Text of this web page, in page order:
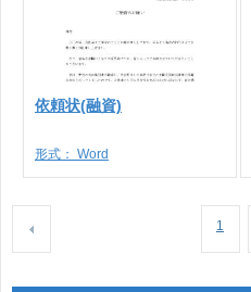
依頼状(融資)
形式： Word
1